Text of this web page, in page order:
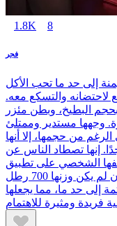
1.8K 8
فجر
إلى حد ما تحب الأكل
والتسكع معه.
البطيخ، وبطن مئزر
مستدير وممتلئ
من حجمها، إلا أنها
إنها تصطاد الناس عن
الشخصي على تطبيق
المواعدة، ولا تزال تستخدم الصور منذ أن لم يكن وزنها 700 رطل
إلى حد ما، مما يجعلها